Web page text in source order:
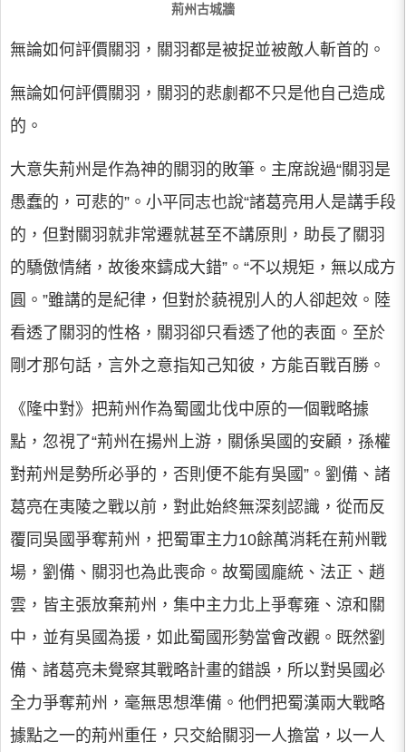
荊州古城牆
無論如何評價關羽，關羽都是被捉並被敵人斬首的。
無論如何評價關羽，關羽的悲劇都不只是他自己造成
的。
大意失荊州是作為神的關羽的敗筆。主席說過“關羽是
愚蠢的，可悲的”。小平同志也說“諸葛亮用人是講手段
的，但對關羽就非常遷就甚至不講原則，助長了關羽
的驕傲情緒，故後來鑄成大錯”。“不以規矩，無以成方
圓。”雖講的是紀律，但對於藐視別人的人卻起效。陸
看透了關羽的性格，關羽卻只看透了他的表面。至於
剛才那句話，言外之意指知己知彼，方能百戰百勝。
《隆中對》把荊州作為蜀國北伐中原的一個戰略據
點，忽視了“荊州在揚州上游，關係吳國的安顧，孫權
對荊州是勢所必爭的，否則便不能有吳國”。劉備、諸
葛亮在夷陵之戰以前，對此始終無深刻認識，從而反
覆同吳國爭奪荊州，把蜀軍主力10餘萬消耗在荊州戰
場，劉備、關羽也為此喪命。故蜀國龐統、法正、趙
雲，皆主張放棄荊州，集中主力北上爭奪雍、涼和關
中，並有吳國為援，如此蜀國形勢當會改觀。既然劉
備、諸葛亮未覺察其戰略計畫的錯誤，所以對吳國必
全力爭奪荊州，毫無思想準備。他們把蜀漢兩大戰略
據點之一的荊州重任，只交給關羽一人擔當，以一人